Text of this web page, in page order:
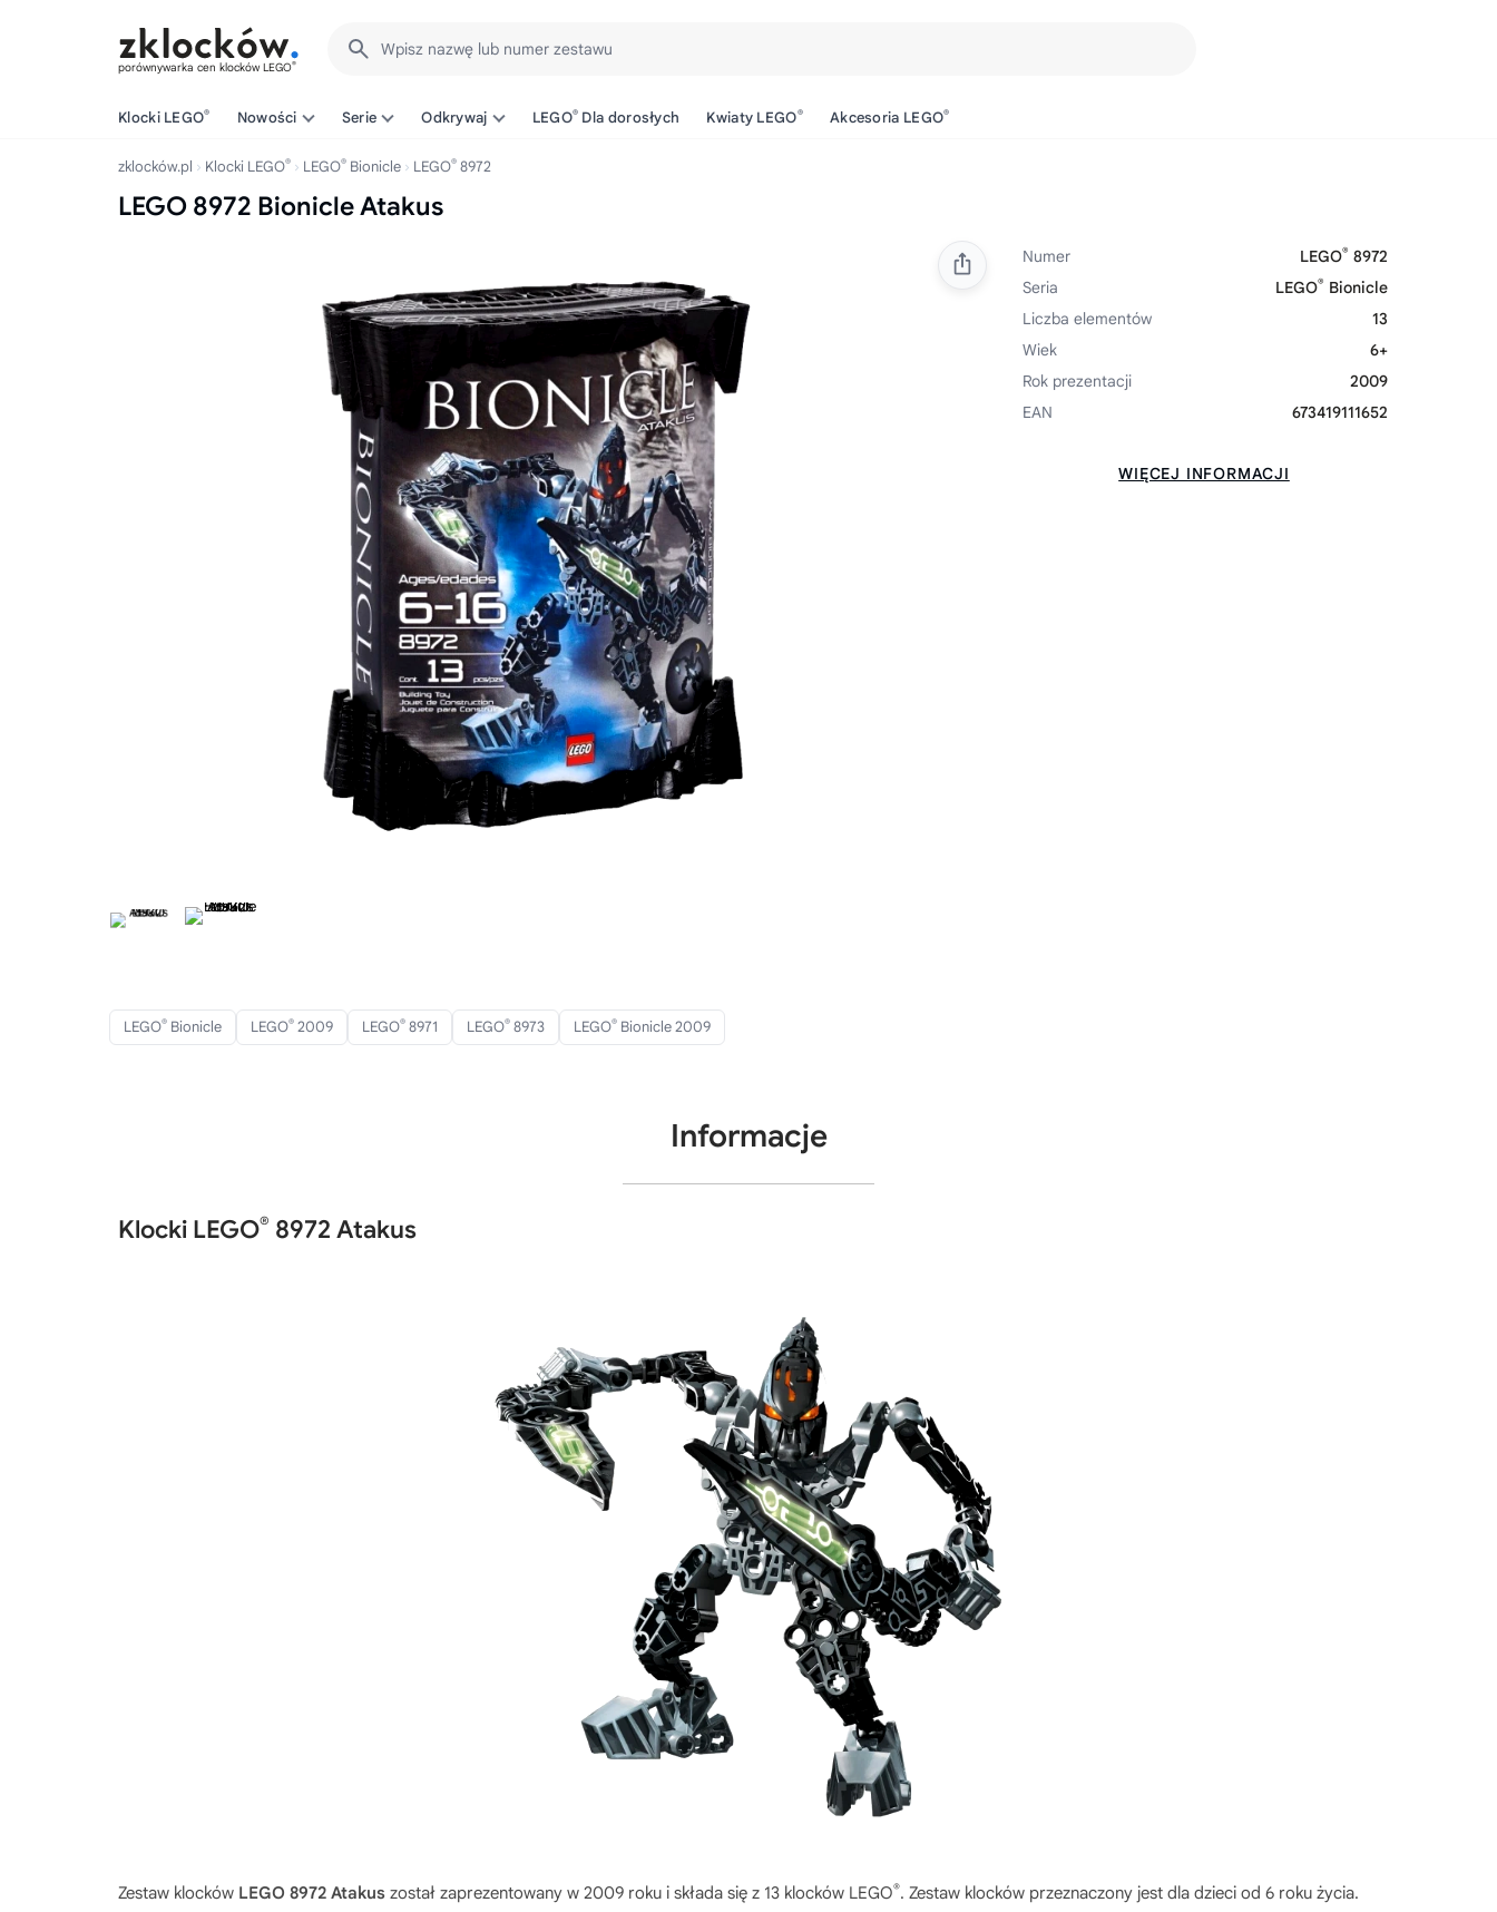
porównywarka cen klocków LEGO®
Wpisz nazwę lub numer zestawu
Klocki LEGO® Nowości Serie Odkrywaj LEGO® Dla dorosłych Kwiaty LEGO® Akcesoria LEGO®
zklocków.pl Klocki LEGO® LEGO® Bionicle LEGO® 8972
LEGO 8972 Bionicle Atakus
Numer LEGO® 8972
Seria
LEGO® Bionicle
Liczba elementów
13
Wiek
6+
Rok prezentacji
2009
EAN
673419111652
WIĘCEJ INFORMACJI
LEGO® Bionicle LEGO® 2009 LEGO® 8971 LEGO® 8973 LEGO® Bionicle 2009
Informacje
Klocki LEGO® 8972 Atakus
Zestaw klocków LEGO 8972 Atakus został zaprezentowany w 2009 roku i składa się z 13 klocków LEGO®. Zestaw klocków przeznaczony jest dla dzieci od 6 roku życia.